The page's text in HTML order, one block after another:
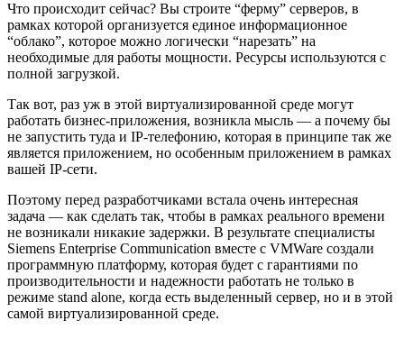
Что происходит сейчас? Вы строите “ферму” серверов, в
рамках которой организуется единое информационное
“облако”, которое можно логически “нарезать” на
необходимые для работы мощности. Ресурсы используются с
полной загрузкой.
Так вот, раз уж в этой виртуализированной среде могут
работать бизнес-приложения, возникла мысль — а почему бы
не запустить туда и IP-телефонию, которая в принципе так же
является приложением, но особенным приложением в рамках
вашей IP-сети.
Поэтому перед разработчиками встала очень интересная
задача — как сделать так, чтобы в рамках реального времени
не возникали никакие задержки. В результате специалисты
Siemens Enterprise Communication вместе с VMWare создали
программную платформу, которая будет с гарантиями по
производительности и надежности работать не только в
режиме stand alone, когда есть выделенный сервер, но и в этой
самой виртуализированной среде.